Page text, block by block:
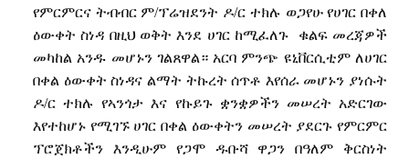
የምርምርና ትብብር ም/ፕሬዝደንት ዶ/ር ተክሉ ወጋየሁ የሀገር በቀለ
ዕውቀት ስነዳ በዚህ ወቅት እንደ ሀገር ከሚፈለጉ ቁልፍ መረጃዎች
መካከል አንዱ መሆኑን ገልጸዋል። አርባ ምንጭ ዩኒቨርሲቲም ለሀገር
በቀል ዕውቀት ስነዳና ልማት ትኩረት ሰጥቶ እየሰራ መሆኑን ያነሱት
ዶ/ር ተክሉ የኣንጎታ እና የኩይጉ ቋንቋዎችን መሠረት አድርገው
እየተከሆኑ የሚገኙ ሀገር በቀል ዕውቀትን መሠረት ያደርጉ የምርምር
ፕሮጀክቶችን
እንዲሁም የጋሞ ዱቡሻ ዋጋን በዓለም
ቅርስነት